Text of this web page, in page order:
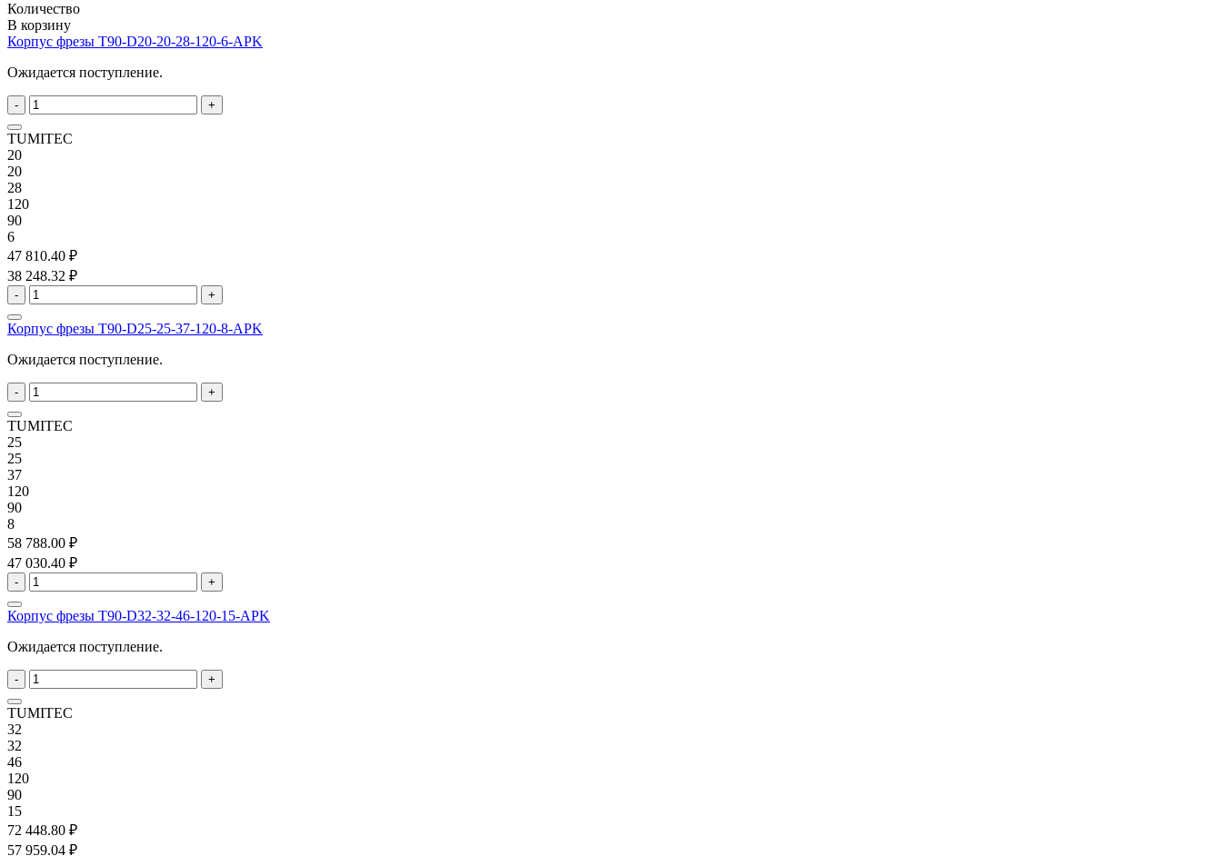
Количество
В корзину
Корпус фрезы T90-D20-20-28-120-6-APK
Ожидается поступление.
- +
TUMITEC
20
20
28
120
90
6
47 810.40 ₽
38 248.32 ₽
- +
Корпус фрезы T90-D25-25-37-120-8-APK
Ожидается поступление.
- +
TUMITEC
25
25
37
120
90
8
58 788.00 ₽
47 030.40 ₽
- +
Корпус фрезы T90-D32-32-46-120-15-APK
Ожидается поступление.
- +
TUMITEC
32
32
46
120
90
15
72 448.80 ₽
57 959.04 ₽